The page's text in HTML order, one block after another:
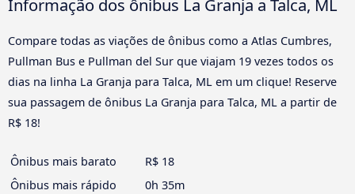
Informação dos ônibus La Granja a Talca, ML
Compare todas as viações de ônibus como a Atlas Cumbres,
Pullman Bus e Pullman del Sur que viajam 19 vezes todos os
dias na linha La Granja para Talca, ML em um clique! Reserve
sua passagem de ônibus La Granja para Talca, ML a partir de
R$ 18!
Ônibus mais barato
R$ 18
Ônibus mais rápido
0h 35m